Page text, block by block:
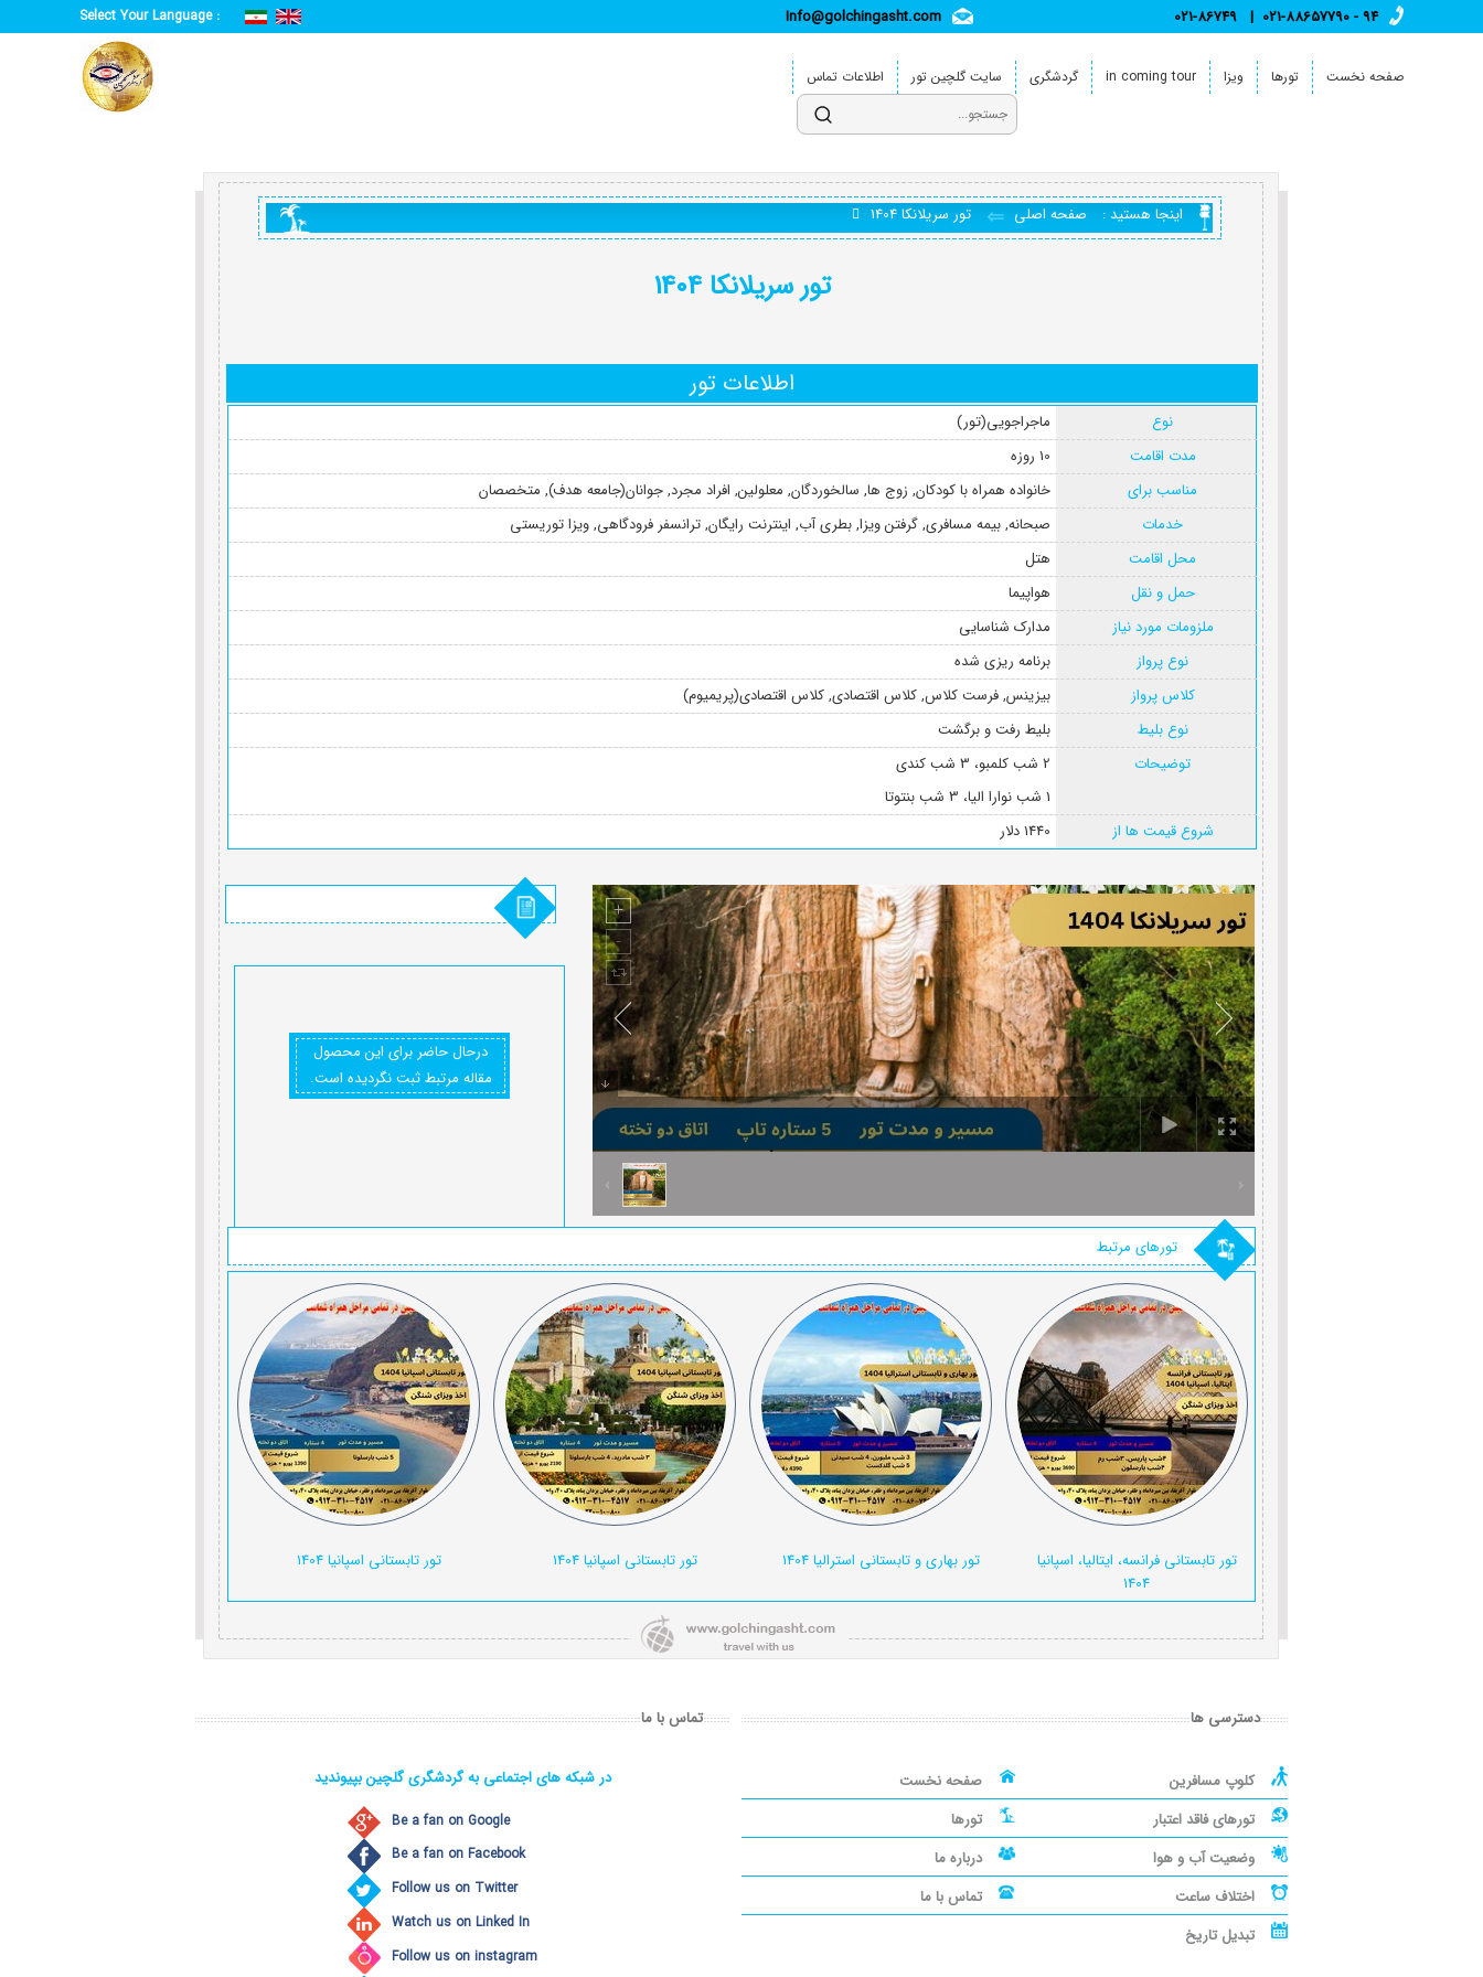
Select Your Language : 021-88657790 - 94
021-86749
Info@golchingasht.com
صفحه نخست تورها ویزا in coming tour گردشگری سایت گلچین تور اطلاعات تماس
اینجا هستید : صفحه اصلی تور سریلانکا 1404
تور سریلانکا 1404
اطلاعات تور
نوع
ماجراجویی(تور)
مدت اقامت
10 روزه
مناسب برای
خانواده همراه با کودکان, زوج ها, سالخوردگان, معلولین, افراد مجرد, جوانان(جامعه هدف), متخصصان
خدمات
صبحانه, بیمه مسافری, گرفتن ویزا, بطری آب, اینترنت رایگان, ترانسفر فرودگاهی, ویزا توریستی
محل اقامت
هتل
حمل و نقل
هواپیما
ملزومات مورد نیاز
مدارک شناسایی
نوع پرواز
برنامه ریزی شده
کلاس پرواز
بیزینس, فرست کلاس, کلاس اقتصادی, کلاس اقتصادی(پریمیوم)
نوع بلیط
بلیط رفت و برگشت
توضیحات
2 شب کلمبو، 3 شب کندی
1 شب نوارا الیا، 3 شب بنتوتا
شروع قیمت ها از
1440 دلار
درحال حاضر برای این محصول
مقاله مرتبط ثبت نگردیده است.
تورهای مرتبط
تور تابستانی فرانسه، ایتالیا، اسپانیا
1404
تور بهاری و تابستانی استرالیا 1404 تور تابستانی اسپانیا 1404 تور تابستانی اسپانیا 1404
دسترسی ها
کلوپ مسافرین
صفحه نخست
تورهای فاقد اعتبار
تورها
وضعیت آب و هوا
درباره ما
اختلاف ساعت
تماس با ما
تبدیل تاریخ
تماس با ما
در شبکه های اجتماعی به گردشگری گلچین بپیوندید
Be a fan on Google
Be a fan on Facebook
Follow us on Twitter
Watch us on Linked In
Follow us on instagram